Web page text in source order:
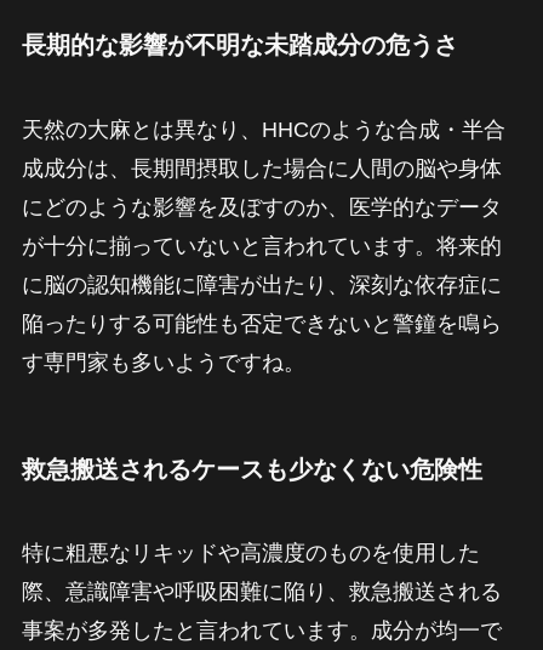
長期的な影響が不明な未踏成分の危うさ
天然の大麻とは異なり、HHCのような合成・半合
成成分は、長期間摂取した場合に人間の脳や身体
にどのような影響を及ぼすのか、医学的なデータ
が十分に揃っていないと言われています。将来的
に脳の認知機能に障害が出たり、深刻な依存症に
陥ったりする可能性も否定できないと警鐘を鳴ら
す専門家も多いようですね。
救急搬送されるケースも少なくない危険性
特に粗悪なリキッドや高濃度のものを使用した
際、意識障害や呼吸困難に陥り、救急搬送される
事案が多発したと言われています。成分が均一で